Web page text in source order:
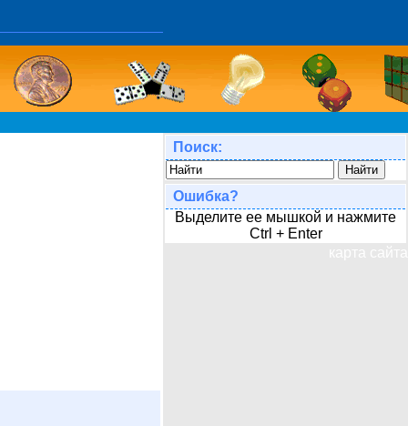
Поиск:
Ошибка?
Выделите ее мышкой и нажмите
Ctrl + Enter